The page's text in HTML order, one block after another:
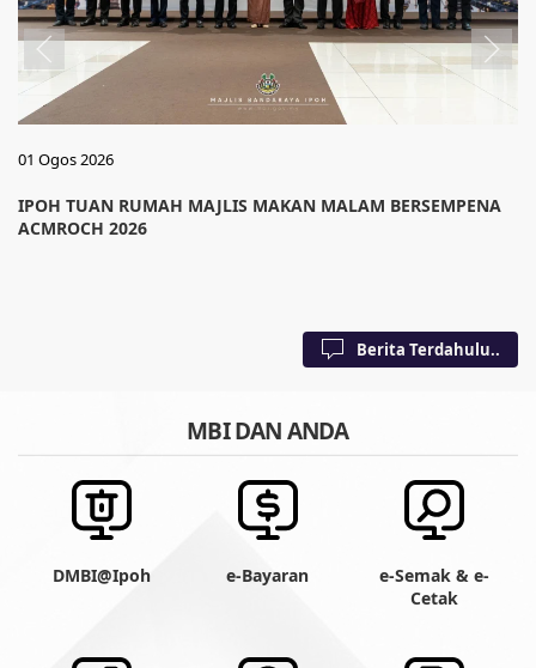
01 Ogos 2026
IPOH TUAN RUMAH MAJLIS MAKAN MALAM BERSEMPENA
ACMROCH 2026
Berita Terdahulu..
MBI DAN ANDA
DMBI@Ipoh e-Bayaran
e-Semak & e-
Cetak